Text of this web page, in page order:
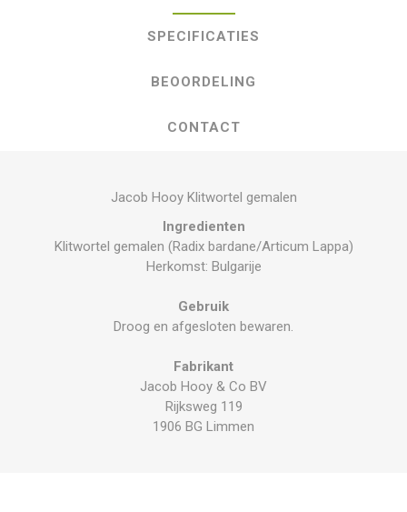
SPECIFICATIES
BEOORDELING
CONTACT
Jacob Hooy Klitwortel gemalen
Ingredienten
Klitwortel gemalen (Radix bardane/Articum Lappa)
Herkomst: Bulgarije
Gebruik
Droog en afgesloten bewaren.
Fabrikant
Jacob Hooy & Co BV
Rijksweg 119
1906 BG Limmen